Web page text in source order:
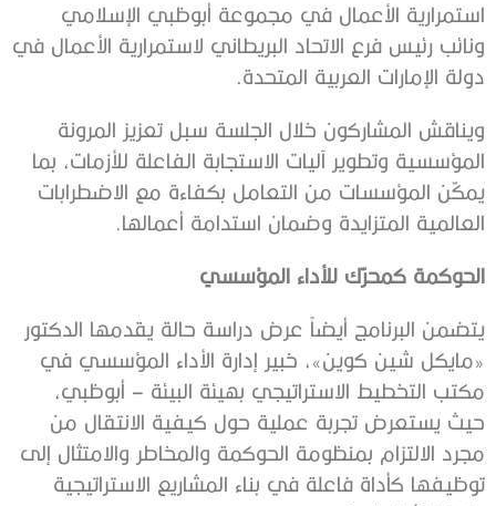
استمرارية الأعمال في مجموعة أبوظبي الإسلامي
ونائب رئيس فرع الاتحاد البريطاني لاستمرارية الأعمال في
دولة الإمارات العربية المتحدة.
ويناقش المشاركون خلال الجلسة سبل تعزيز المرونة
المؤسسية وتطوير آليات الاستجابة الفاعلة للأزمات، بما
يمكّن المؤسسات من التعامل بكفاءة مع الاضطرابات
العالمية المتزايدة وضمان استدامة أعمالها.
الحوكمة كمحرّك للأداء المؤسسي
يتضمن البرنامج أيضاً عرض دراسة حالة يقدمها الدكتور
«مايكل شين كوين»، خبير إدارة الأداء المؤسسي في
مكتب التخطيط الاستراتيجي بهيئة البيئة – أبوظبي،
حيث يستعرض تجربة عملية حول كيفية الانتقال من
مجرد الالتزام بمنظومة الحوكمة والمخاطر والامتثال إلى
توظيفها كأداة فاعلة في بناء المشاريع الاستراتيجية